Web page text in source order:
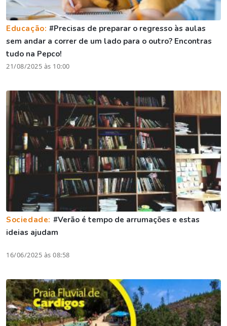
Educação:#Precisas de preparar o regresso às aulas
sem andar a correr de um lado para o outro? Encontras
tudo na Pepco!
21/08/2025 às 10:00
Sociedade: #Verão é tempo de arrumações e estas
ideias ajudam
16/06/2025 às 08:58